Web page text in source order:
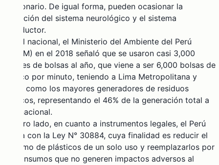
embrionario. De igual forma, pueden ocasionar la
afectación del sistema neurológico y el sistema
reproductor.
A nivel nacional, el Ministerio del Ambiente del Perú
(MINAM) en el 2018 señaló que se usaron casi 3,000
millones de bolsas al año, que viene a ser 6,000 bolsas de
plástico por minuto, teniendo a Lima Metropolitana y
Callao como los mayores generadores de residuos
plásticos, representando el 46% de la generación total a
nivel nacional.
Por otro lado, en cuanto a instrumentos legales, el Perú
cuenta con la Ley N° 30884, cuya finalidad es reducir el
consumo de plásticos de un solo uso y reemplazarlos por
otros insumos que no generen impactos adversos al